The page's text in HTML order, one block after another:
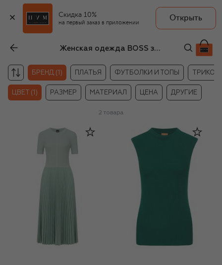
Скидка 10%
на первый заказ в приложении
Открыть
Женская одежда BOSS зелёного цвета
БРЕНД (1) ПЛАТЬЯ ФУТБОЛКИ И ТОПЫ
ЦВЕТ (1) РАЗМЕР МАТЕРИАЛ ЦЕНА ДРУГИЕ
2 товара